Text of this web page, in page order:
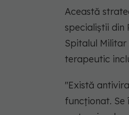
Această
specialiștii din
Spitalul
terapeutic
"Există
funcționat. Se